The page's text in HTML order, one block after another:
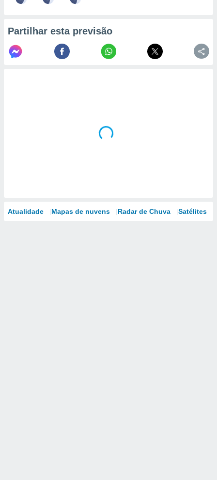
Partilhar esta previsão
Atualidade Mapas de nuvens Radar de Chuva Satélites